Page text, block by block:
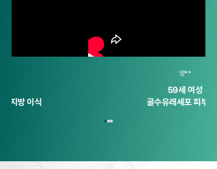
골수유래세포 피부시술